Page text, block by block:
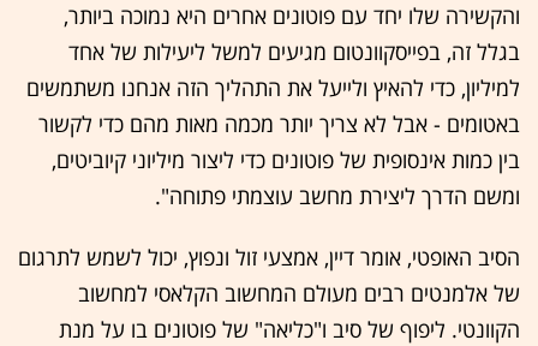
והקשירה שלו יחד עם פוטונים אחרים היא נמוכה ביותר,
בגלל זה, בפייסקוונטום מגיעים למשל ליעילות של אחד
למיליון, כדי להאיץ ולייעל את התהליך הזה אנחנו משתמשים
באטומים - אבל לא צריך יותר מכמה מאות מהם כדי לקשור
בין כמות אינסופית של פוטונים כדי ליצור מיליוני קיוביטים,
ומשם הדרך ליצירת מחשב עוצמתי פתוחה".
הסיב האופטי, אומר דיין, אמצעי זול ונפוץ, יכול לשמש לתרגום
של אלמנטים רבים מעולם המחשוב הקלאסי למחשוב
הקוונטי. ליפוף של סיב ו"כליאה" של פוטונים בו על מנת